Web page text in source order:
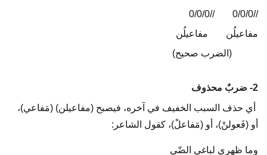
//0/0/0
//0/0/0
مفاعيلُن
مفاعيلُن
(الضرب صحيح)
2- ضربٌ محذوف
أي حذف السبب الخفيف في آخره، فيصبح (مفاعيلن) (مَفاعي)،
أو (فَعولنْ)، أو (مَفاعلْ)، كقول الشاعر:
وما ظهري لباغي الضّي